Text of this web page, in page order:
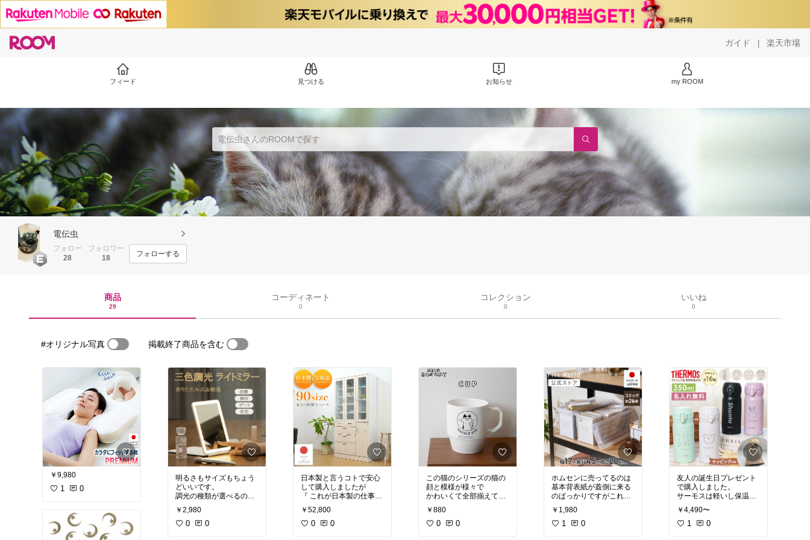
ガイド | 楽天市場
フィード 見つける お知らせ my ROOM
電伝虫
フォロー
28
フォロワー
18
フォローする
商品
29
コーディネート
0
コレクション
0
いいね
0
#オリジナル写真 掲載終了商品を含む
￥9,980
1 0
明るさもサイズもちょう
どいいです。
調光の種類が選べるのも
使いやすいです。
￥2,980
0 0
日本製と言うコトで安心
して購入しましたが
『 これが日本製の仕事な
のか 』と思うような
木材の部分が使われてい
たり大体が組み立てられ
￥52,800
0 0
この猫のシリーズの猫の
顔と模様が様々で
かわいくて全部揃えてい
きたいくらいです。
大きさもちょうどいいで
す。
￥880
0 0
ホムセンに売ってるのは
基本背表紙が蓋側に来る
のばっかりですがこれは
背表紙が見えるのですぐ
何がどこにあるのかわか
るのがいいです。
￥1,980
1 0
友人の誕生日プレゼント
で購入しました。
サーモスは軽いし保温、
保冷性にも
優れているのでオススメ
です。
￥4,490〜
1 0